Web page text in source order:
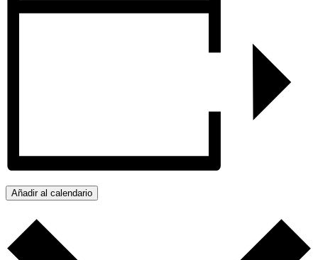
Añadir al calendario